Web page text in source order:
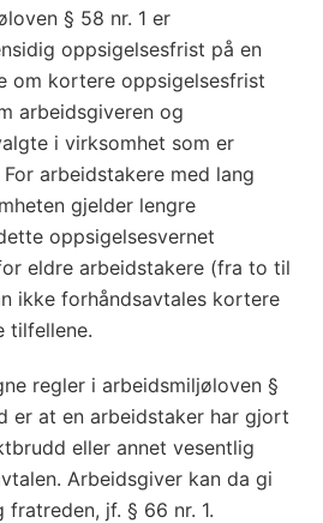
§ 58 nr. 1 er
oppsigelsesfrist på en
om kortere oppsigelsesfrist
arbeidsgiveren og
i virksomhet som er
arbeidstakere med lang
gjelder lengre
oppsigelsesvernet
eldre arbeidstakere (fra to til
ikke forhåndsavtales kortere
tilfellene.
regler i arbeidsmiljøloven §
er at en arbeidstaker har gjort
eller annet vesentlig
Arbeidsgiver kan da gi
jf. § 66 nr. 1.